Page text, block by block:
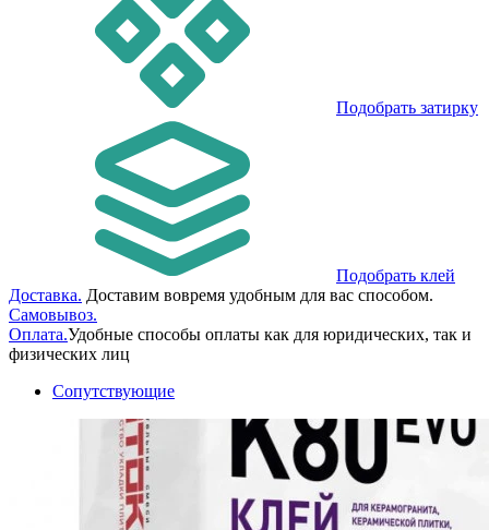
Подобрать затирку
Подобрать клей
Доставка. Доставим вовремя удобным для вас способом.
Самовывоз.
Оплата.Удобные способы оплаты как для юридических, так и
физических лиц
Сопутствующие